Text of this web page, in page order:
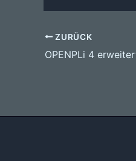
ZURÜCK